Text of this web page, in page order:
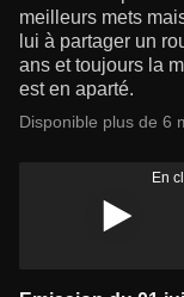
meilleurs mets
lui à partager un
ans et toujours la
est en aparté.
Disponible plus de 6
En